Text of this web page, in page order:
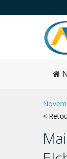
<